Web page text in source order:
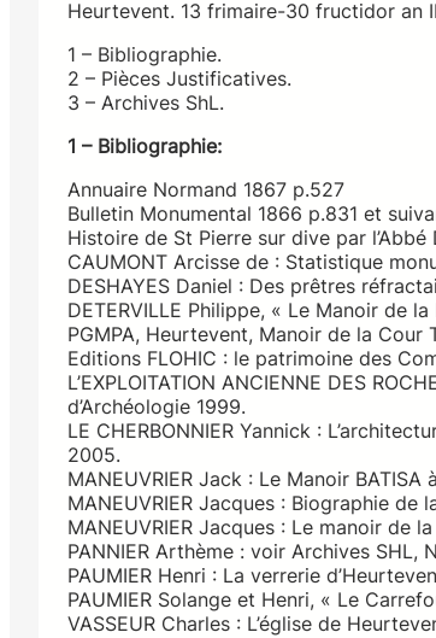
Heurtevent. 13 frimaire-30 fructidor an
1 – Bibliographie.
2 – Pièces Justificatives.
3 – Archives ShL.
1 – Bibliographie:
Annuaire Normand 1867 p.527
Bulletin Monumental 1866 p.831 et
Histoire de St Pierre sur dive par l’Abbé
CAUMONT Arcisse de : Statistique
DESHAYES Daniel : Des prêtres
DETERVILLE Philippe, « Le Manoir de
PGMPA, Heurtevent, Manoir de la Cour
Editions FLOHIC : le patrimoine des
L’EXPLOITATION ANCIENNE DES
d’Archéologie 1999.
LE CHERBONNIER Yannick :
2005.
MANEUVRIER Jack : Le Manoir
MANEUVRIER Jacques : Biographie
MANEUVRIER Jacques : Le manoir de
PANNIER Arthème : voir Archives
PAUMIER Henri : La verrerie
PAUMIER Solange et Henri, « Le
VASSEUR Charles : L’église de